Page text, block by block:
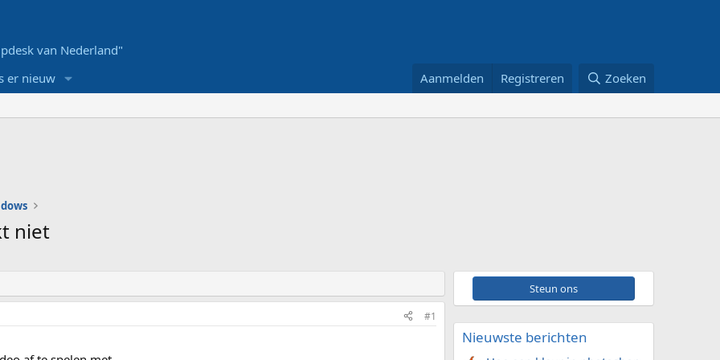
van Nederland"
er nieuw Aanmelden Registreren Zoeken
niet
#1
Steun ons
Nieuwste berichten